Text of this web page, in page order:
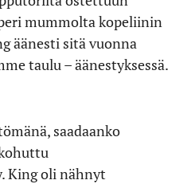
mummolta kopeliinin
äänesti sitä vuonna
taulu – äänestyksessä.
saadaanko
King oli nähnyt